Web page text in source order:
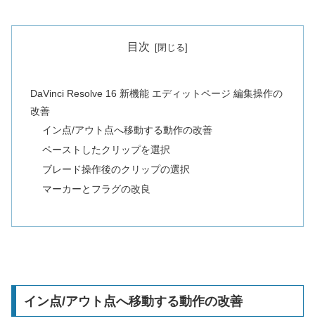
目次
DaVinci Resolve 16 新機能 エディットページ 編集操作の
改善
イン点/アウト点へ移動する動作の改善
ペーストしたクリップを選択
ブレード操作後のクリップの選択
マーカーとフラグの改良
イン点/アウト点へ移動する動作の改善